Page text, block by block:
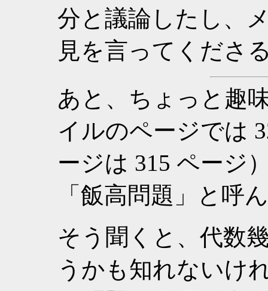
分と議論したし、
見を言ってくださ
あと、ちょっと趣
イルのページでは
ージは 315 ページ
「飯高問題」と呼
そう聞くと、代数
うかも知れないけ